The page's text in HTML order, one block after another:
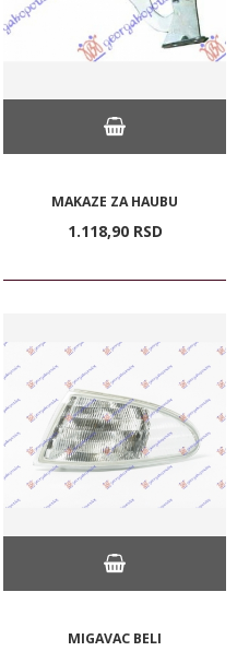
MAKAZE ZA HAUBU
1.118,90 RSD
MIGAVAC BELI